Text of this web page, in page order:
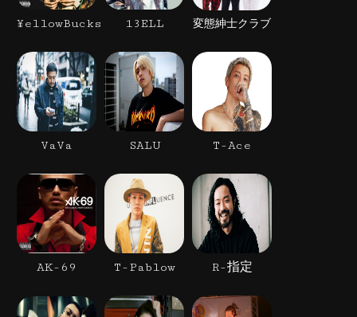
¥ellowBucks 13ELL 変態紳士クラブ
VaVa SALU T-Ace
AK-69 T-Pablow R-指定